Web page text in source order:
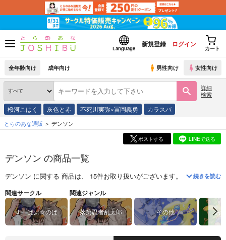
Language
新規登録 ログイン
カート
全年齢向け 成年向け 男性向け 女性向け
詳細
検索
桜河こはく 灰色と赤 不死川実弥×冨岡義勇 カラスバ
とらのあな通販 デンソン
ポストする LINEで送る
デンソン の商品一覧
デンソン に関する 商品は、 15件お取り扱いがございます。 「ふくろうの
続きを読む
関連サークル
すーぱぁ☆のば
関連ジャンル
落第忍者乱太郎 その他 お